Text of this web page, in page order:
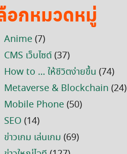
อกหมวดหมู่
Anime(7)
CMS เว็บไซต์(37)
How to … ให้ชีวิตง่ายขึ้น (74)
Metaverse & Blockchain (24)
Mobile Phone(50)
SEO (14)
ข่าวเกม เล่นเกม (69)